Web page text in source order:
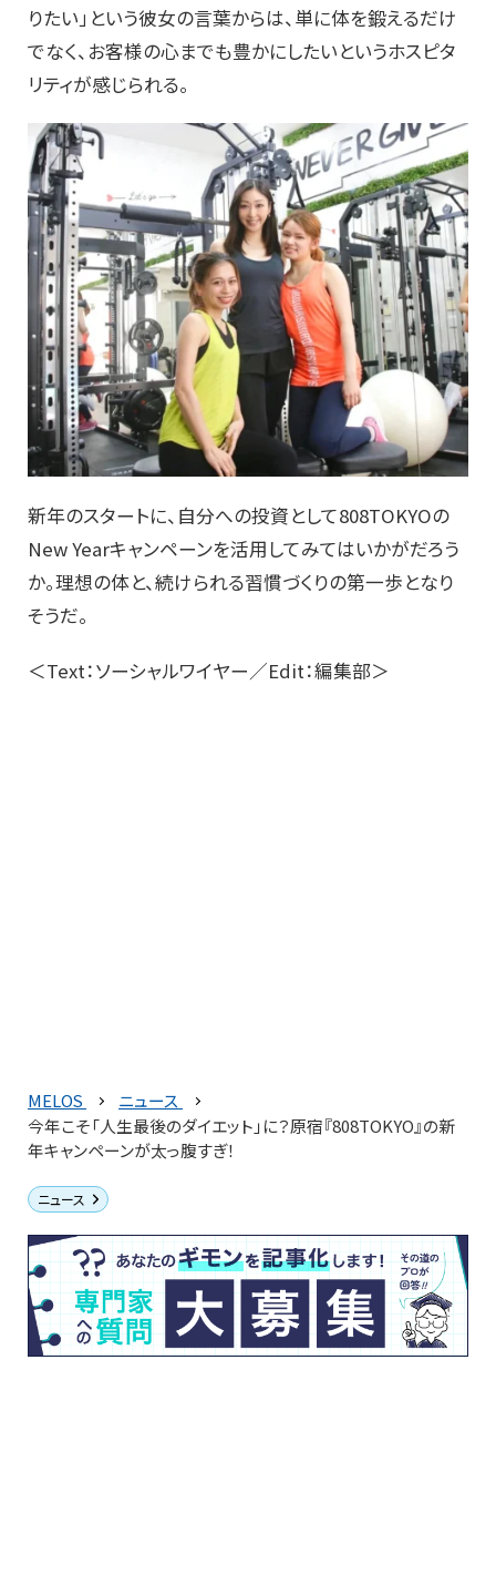
りたい」という彼女の言葉からは、単に体を鍛えるだけ
でなく、お客様の心までも豊かにしたいというホスピタ
リティが感じられる。
新年のスタートに、自分への投資として808TOKYOの
New Yearキャンペーンを活用してみてはいかがだろう
か。理想の体と、続けられる習慣づくりの第一歩となり
そうだ。
＜Text：ソーシャルワイヤー／Edit：編集部＞
MELOS
ニュース
今年こそ「人生最後のダイエット」に？原宿『808TOKYO』の新
年キャンペーンが太っ腹すぎ！
ニュース